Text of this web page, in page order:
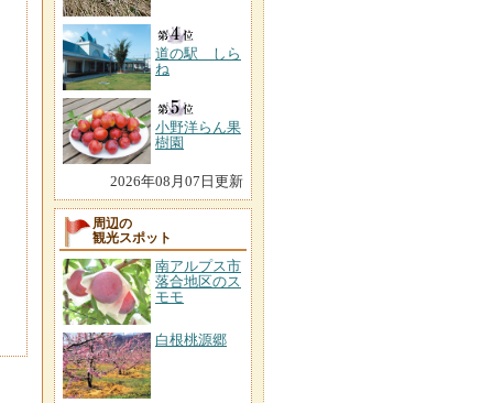
道の駅 しら
ね
小野洋らん果
樹園
2026年08月07日更新
周辺の
観光スポット
南アルプス市
落合地区のス
モモ
白根桃源郷